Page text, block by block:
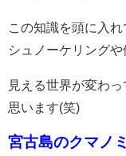
この知識を頭に入れ
シュノーケリング
見える世界が変わ
思います(笑)
宮古島のクマノ